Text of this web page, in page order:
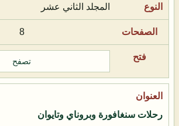
المجلد الثاني عشر
8
تصفح
رحلات سنغافورة وبروناي وتايوان